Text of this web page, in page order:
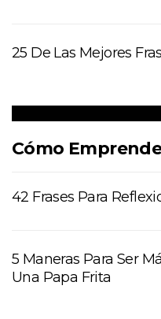
25 De Las Mejores
Cómo
42 Frases Para
5 Maneras Para Ser
Una Papa Frita